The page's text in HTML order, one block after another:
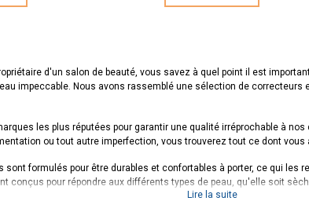
d'un salon de beauté, vous savez à quel point il est
impeccable. Nous avons rassemblé une sélection de correcteurs
les plus réputées pour garantir une qualité irréprochable à
ou tout autre imperfection, vous trouverez tout ce dont vous
sont formulés pour être durables et confortables à porter, ce qui les
conçus pour répondre aux différents types de peau, qu'elle soit
Lire la suite